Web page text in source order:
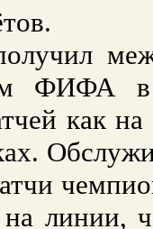
ФИФА
как
линии,